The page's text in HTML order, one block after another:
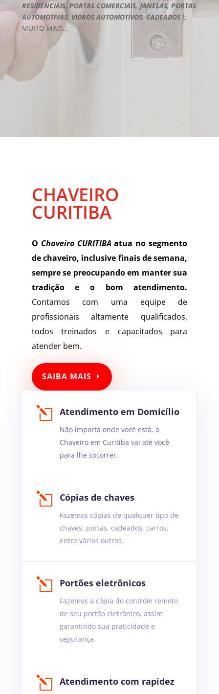
RESIDENCIAIS, PORTAS COMERCIAIS, JANELAS, PORTAS
AUTOMOTIVAS, VIDROS AUTOMOTIVOS, CADEADOS E
MUITO MAIS…
CHAVEIRO
CURITIBA
O Chaveiro CURITIBAatua no segmento
dechaveiro, inclusive finais de semana,
sempre se preocupando em manter sua
tradição e o bom atendimento.
Contamos com uma equipe de
profissionais altamente qualificados,
todos treinados e capacitados para
atender bem.
SAIBA MAIS
l Atendimento em Domicílio
Não importa onde você está, a
Chaveiro em Curitiba vai até você
para lhe socorrer.
l Cópias de chaves
Fazemos cópias de qualquer tipo de
chaves: portas, cadeados, carros,
entre vários outros.
l Portões eletrônicos
Fazemos a cópia do controle remoto
de seu portão eletrônico, assim
garantindo sua praticidade e
segurança.
l Atendimento com rapidez